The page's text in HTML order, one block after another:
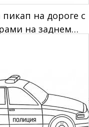
на дороге с
на заднем
7